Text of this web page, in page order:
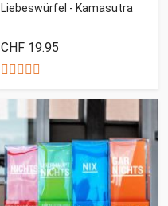
Liebeswürfel - Kamasutra
CHF 19.95